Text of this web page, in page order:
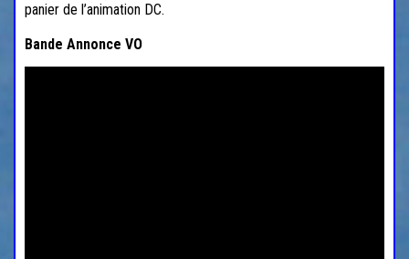
panier de l’animation DC.
Bande Annonce VO